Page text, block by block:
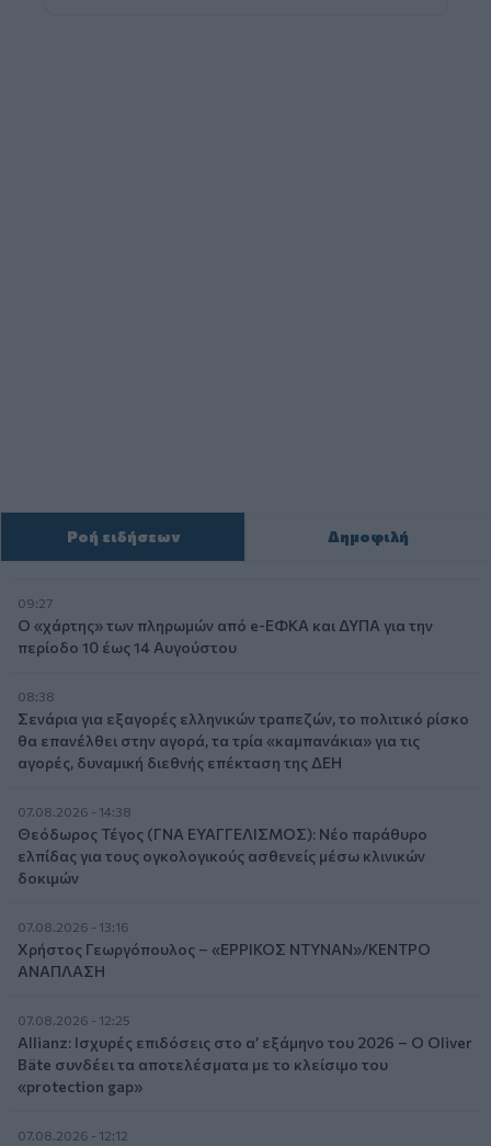
Ροή ειδήσεων Δημοφιλή
09:27
Ο «χάρτης» των πληρωμών από e-ΕΦΚΑ και ΔΥΠΑ για την
περίοδο 10 έως 14 Αυγούστου
08:38
Σενάρια για εξαγορές ελληνικών τραπεζών, το πολιτικό ρίσκο
θα επανέλθει στην αγορά, τα τρία «καμπανάκια» για τις
αγορές, δυναμική διεθνής επέκταση της ΔΕΗ
07.08.2026 - 14:38
Θεόδωρος Τέγος (ΓΝΑ ΕΥΑΓΓΕΛΙΣΜΟΣ): Νέο παράθυρο
ελπίδας για τους ογκολογικούς ασθενείς μέσω κλινικών
δοκιμών
07.08.2026 - 13:16
Χρήστος Γεωργόπουλος – «ΕΡΡΙΚΟΣ ΝΤΥΝΑΝ»/ΚΕΝΤΡΟ
ΑΝΑΠΛΑΣΗ
07.08.2026 - 12:25
Allianz: Ισχυρές επιδόσεις στο α’ εξάμηνο του 2026 – Ο Oliver
Bäte συνδέει τα αποτελέσματα με το κλείσιμο του
«protection gap»
07.08.2026 - 12:12